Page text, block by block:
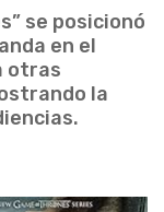
se posicionó
en el
otras
la